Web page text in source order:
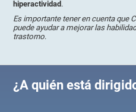
hiperactividad .
Es importante tener en cuenta que
puede ayudar a mejorar las
trastorno.
¿A quién está